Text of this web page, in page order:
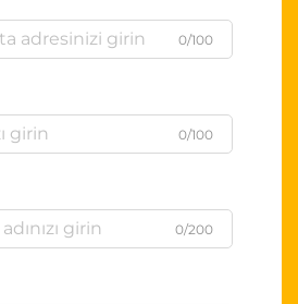
0/100
0/100
0/200